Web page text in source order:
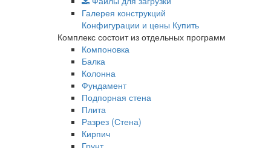
Галерея конструкций
Конфигурации и цены Купить
Комплекс состоит из отдельных программ
Компоновка
Балка
Колонна
Фундамент
Подпорная стена
Плита
Разрез (Стена)
Кирпич
Грунт